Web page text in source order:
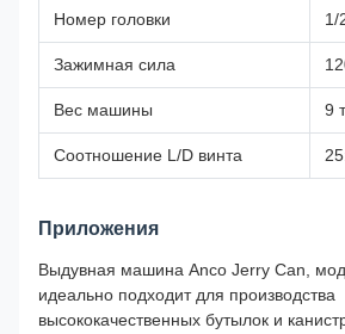
Номер головки 1/
Зажимная сила
Вес машины 9
Соотношение L/D винта
Приложения
Выдувная машина Anco Jerry Can,
идеально подходит для производства
высококачественных бутылок и